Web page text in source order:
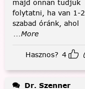
majd onnan tudjuk
folytatni, ha van 1-2
szabad óránk, ahol
...More
Hasznos? 4